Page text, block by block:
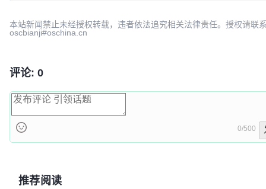
本站新闻禁止未经授权转载，违者依法追究相关法律责任。授权请联
oscbianji#oschina.cn
评论: 0
0/500
推荐阅读